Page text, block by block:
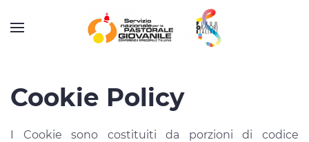
Cookie Policy
I Cookie sono costituiti da porzioni di codice